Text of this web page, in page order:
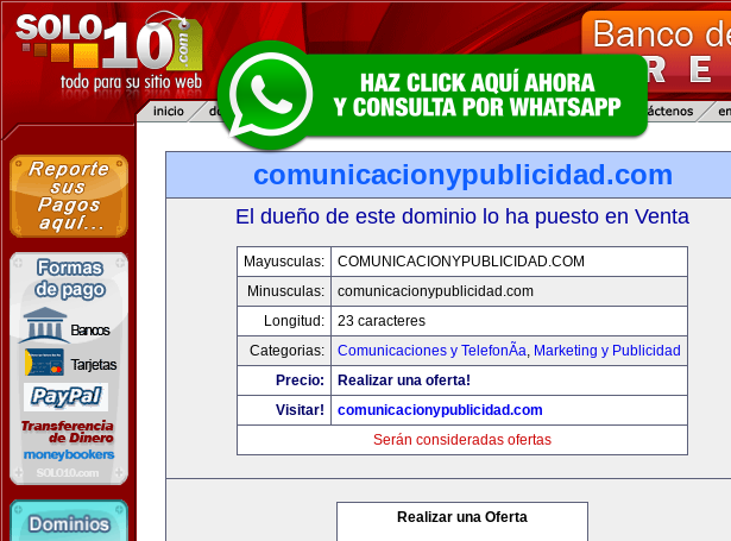
comunicacionypublicidad.com
El dueño de este dominio lo ha puesto en Venta
Mayusculas:
COMUNICACIONYPUBLICIDAD.COM
Minusculas:
comunicacionypublicidad.com
Longitud:
23 caracteres
Categorias:
Comunicaciones y TelefonÃ­a, Marketing y Publicidad
Precio:
Realizar una oferta!
Visitar!
comunicacionypublicidad.com
Serán consideradas ofertas
Realizar una Oferta